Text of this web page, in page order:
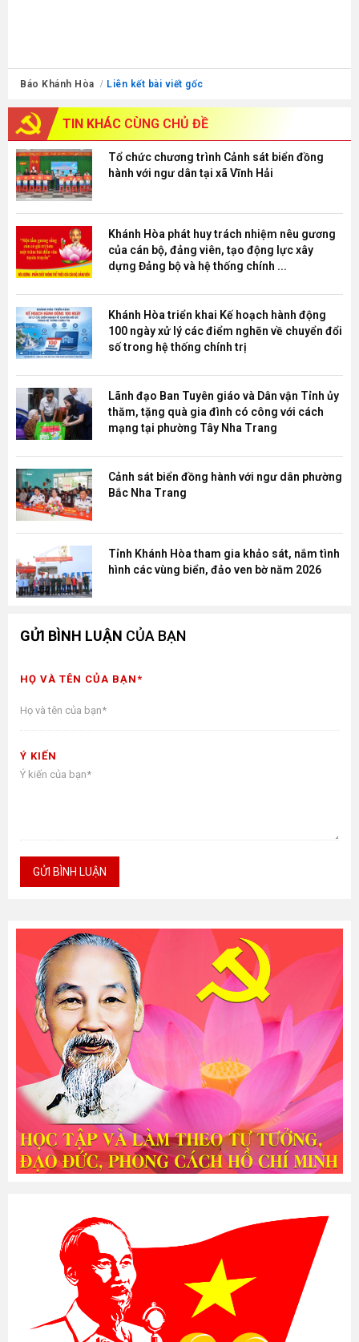
Báo Khánh Hòa Liên kết bài viết gốc
TIN KHÁC CÙNG CHỦ ĐỀ
Tổ chức chương trình Cảnh sát biển đồng
hành với ngư dân tại xã Vĩnh Hải
Khánh Hòa phát huy trách nhiệm nêu gương
của cán bộ, đảng viên, tạo động lực xây
dựng Đảng bộ và hệ thống chính ...
Khánh Hòa triển khai Kế hoạch hành động
100 ngày xử lý các điểm nghẽn về chuyển đổi
số trong hệ thống chính trị
Lãnh đạo Ban Tuyên giáo và Dân vận Tỉnh ủy
thăm, tặng quà gia đình có công với cách
mạng tại phường Tây Nha Trang
Cảnh sát biển đồng hành với ngư dân phường
Bắc Nha Trang
Tỉnh Khánh Hòa tham gia khảo sát, nắm tình
hình các vùng biển, đảo ven bờ năm 2026
GỬI BÌNH LUẬN CỦA BẠN
HỌ VÀ TÊN CỦA BẠN*
Ý KIẾN
GỬI BÌNH LUẬN